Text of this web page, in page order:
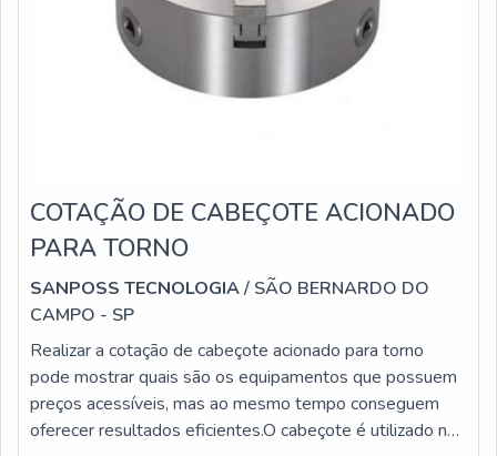
COTAÇÃO DE CABEÇOTE ACIONADO
PARA TORNO
SANPOSS TECNOLOGIA/ SÃO BERNARDO DO
CAMPO - SP
Realizar a cotação de cabeçote acionado para torno
pode mostrar quais são os equipamentos que possuem
preços acessíveis, mas ao mesmo tempo conseguem
oferecer resultados eficientes.O cabeçote é utilizado no